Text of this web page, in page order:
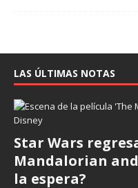
LAS ÚLTIMAS NOTAS
Star Wars
Mandalorian
la espera?